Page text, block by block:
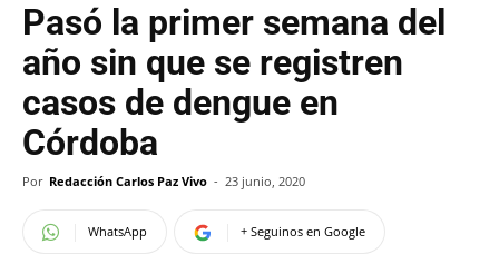
Pasó la primer semana del
año sin que se registren
casos de dengue en
Córdoba
Por Redacción Carlos Paz Vivo - 23 junio, 2020
WhatsApp + Seguinos en Google